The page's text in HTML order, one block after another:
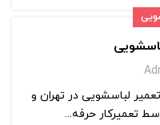
لباسشویی در تهران و
تعمیرکار حرفه...